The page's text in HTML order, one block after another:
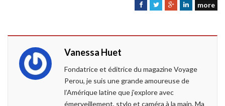
F
o
k
T
r
G
+
L
I
n
more
Vanessa Huet
Fondatrice et éditrice du magazine Voyage
Perou, je suis une grande amoureuse de
l’Amérique latine que j’explore avec
émerveillement, stylo et caméra à la main. Ma